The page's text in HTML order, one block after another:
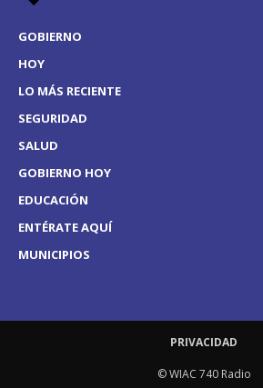
GOBIERNO
HOY
LO MÁS RECIENTE
SEGURIDAD
SALUD
GOBIERNO HOY
EDUCACIÓN
ENTÉRATE AQUÍ
MUNICIPIOS
PRIVACIDAD
© WIAC 740 Radio